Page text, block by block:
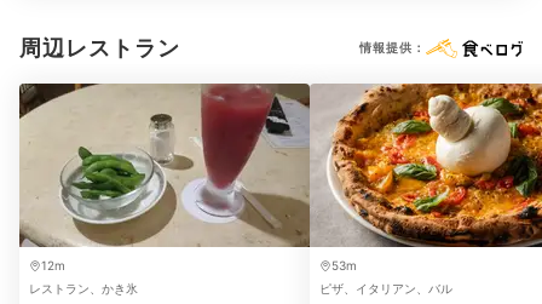
sapporo_gohancha
お部屋のバスルームには、「ミラブル」のシャワーヘッドが備え付
けられていました。肌あたりの優しいシャワーヘッドでした。
周辺レストラン 情報提供：
12m
レストラン、かき氷
53m
ピザ、イタリアン、バル